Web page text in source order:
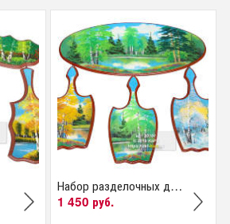
Набор разделочных досок
1 450 руб.